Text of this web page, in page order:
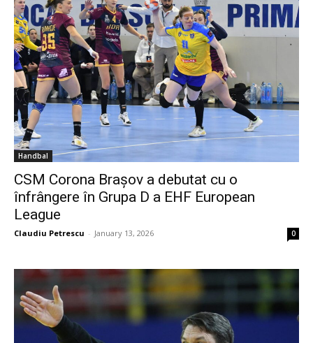
Handbal
CSM Corona Brașov a debutat cu o
înfrângere în Grupa D a EHF European
League
Claudiu Petrescu - January 13, 2026 0